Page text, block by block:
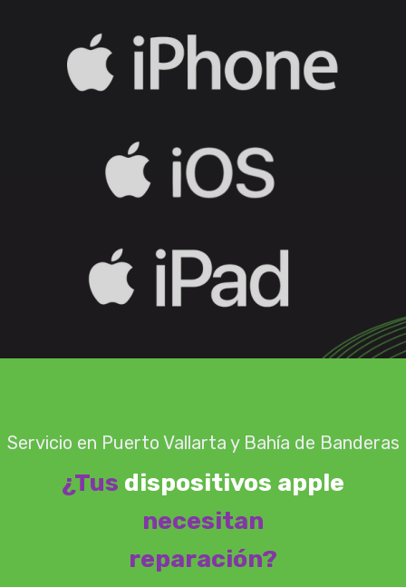
Servicio en Puerto Vallarta y Bahía de Banderas
¿Tus dispositivos apple
necesitan
reparación?